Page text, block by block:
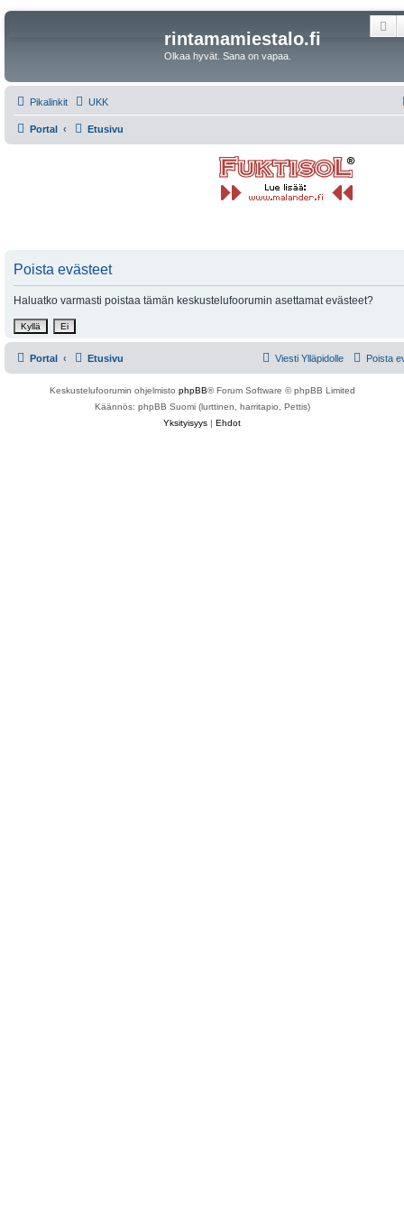
rintamamiestalo.fi
Olkaa hyvät. Sana on vapaa.
Pikalinkit UKK
Portal Etusivu
Poista evästeet
Haluatko varmasti poistaa tämän keskustelufoorumin asettamat evästeet?
Portal Etusivu Poista
Viesti Ylläpidolle
Keskustelufoorumin ohjelmisto phpBB® Forum Software © phpBB Limited
Käännös: phpBB Suomi (lurttinen, harritapio, Pettis)
Yksityisyys | Ehdot